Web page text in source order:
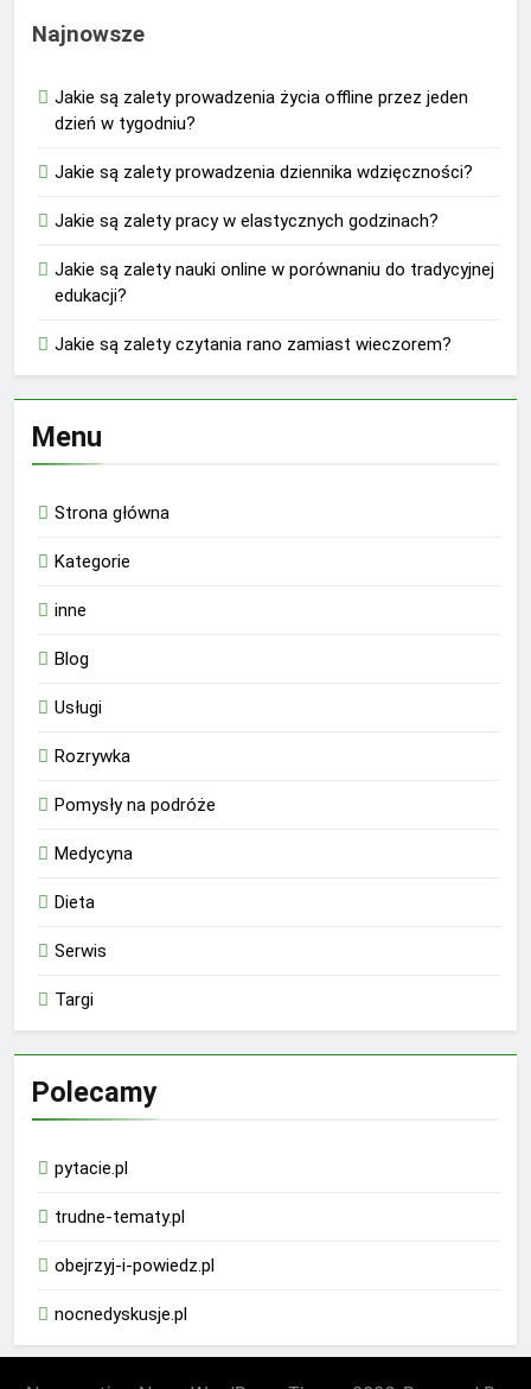
Najnowsze
Jakie są zalety prowadzenia życia offline przez jeden
dzień w tygodniu?
Jakie są zalety prowadzenia dziennika wdzięczności?
Jakie są zalety pracy w elastycznych godzinach?
Jakie są zalety nauki online w porównaniu do tradycyjnej
edukacji?
Jakie są zalety czytania rano zamiast wieczorem?
Menu
Strona główna
Kategorie
inne
Blog
Usługi
Rozrywka
Pomysły na podróże
Medycyna
Dieta
Serwis
Targi
Polecamy
pytacie.pl
trudne-tematy.pl
obejrzyj-i-powiedz.pl
nocnedyskusje.pl